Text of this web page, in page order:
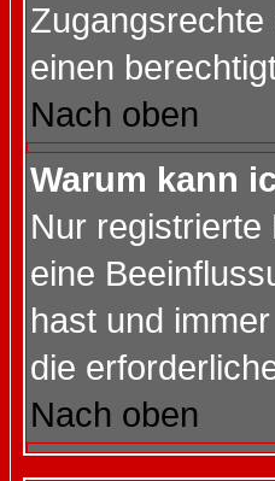
einen
Nach oben
Warum kann
Nur registrierte
eine
hast und
die
Nach oben